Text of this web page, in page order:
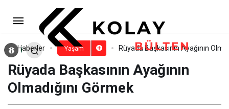
Haberler Yaşam Rüyada Başkasının Ayağının
Rüyada Başkasının Ayağının
Olmadığını Görmek​
Rüyada Başkasının Ayak
Kokusunu Duymak​
Yorum Yap Paylaş